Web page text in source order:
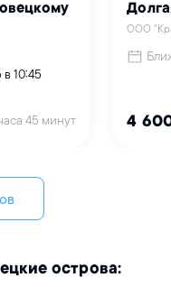
10:45
45 минут
ООО
4
острова: